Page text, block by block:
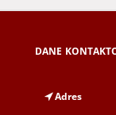
DANE
Adres